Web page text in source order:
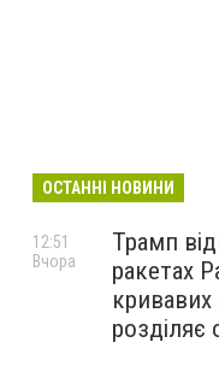
ОСТАННІ НОВИНИ
Трамп
ракетах
кривавих
розділяє
12:51
Вчора